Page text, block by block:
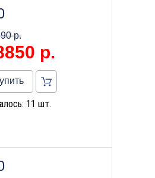
р.
р.
11 шт.